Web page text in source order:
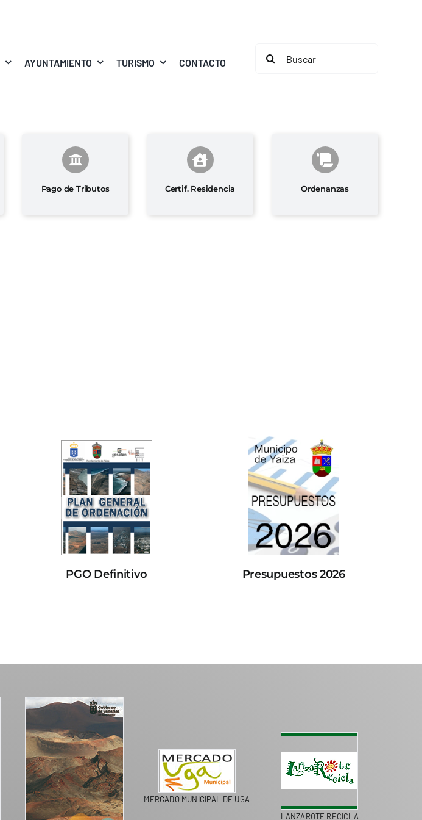
AYUNTAMIENTO TURISMO CONTACTO
Buscar:
Pago de Tributos Certif. Residencia Ordenanzas
PGO Definitivo Presupuestos 2026
MERCADO MUNICIPAL DE UGA
LANZAROTE RECICLA